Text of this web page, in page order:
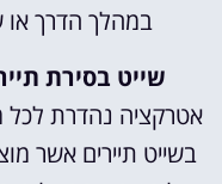
במהלך הדרך
שייט בסירת
אטרקציה נהדרת לכל
בשייט תיירים אשר